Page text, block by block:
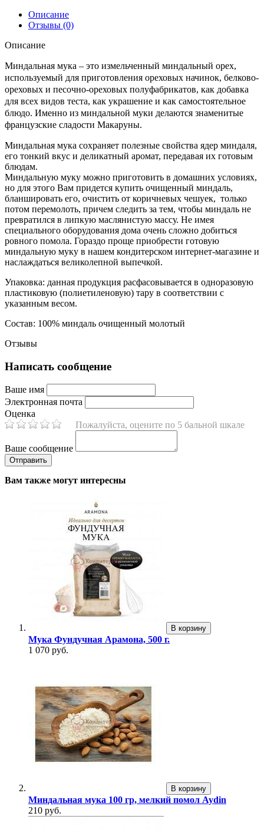
Описание
Отзывы (0)
Описание
Миндальная мука – это измельченный миндальный орех,
используемый для приготовления ореховых начинок, белково-
ореховых и песочно-ореховых полуфабрикатов, как добавка
для всех видов теста, как украшение и как самостоятельное
блюдо. Именно из миндальной муки делаются знаменитые
французские сладости Макаруны.
Миндальная мука сохраняет полезные свойства ядер миндаля,
его тонкий вкус и деликатный аромат, передавая их готовым
блюдам.
Миндальную муку можно приготовить в домашних условиях,
но для этого Вам придется купить очищенный миндаль,
бланшировать его, очистить от коричневых чешуек, только
потом перемолоть, причем следить за тем, чтобы миндаль не
превратился в липкую маслянистую массу. Не имея
специального оборудования дома очень сложно добиться
ровного помола. Гораздо проще приобрести готовую
миндальную муку в нашем кондитерском интернет-магазине и
наслаждаться великолепной выпечкой.
Упаковка: данная продукция расфасовывается в одноразовую
пластиковую (полиетиленовую) тару в соответствии с
указанным весом.
Состав: 100% миндаль очищенный молотый
Отзывы
Написать сообщение
Ваше имя
Электронная почта
Оценка
Пожалуйста, оцените по 5 бальной шкале
Ваше сообщение
Вам также могут интересны
В корзину
Мука Фундучная Арамона, 500 г.
1 070 руб.
В корзину
Миндальная мука 100 гр, мелкий помол Aydin
210 руб.